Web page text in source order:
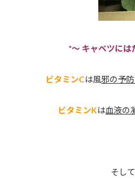
*～ キャベツには
ビタミンCは風邪の予
ビタミンKは血液の
そし